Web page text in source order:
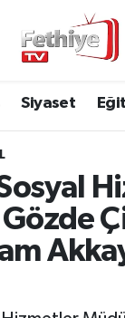
Siyaset
Durumu
Vakitleri
Yoğunluk
Durumu ve